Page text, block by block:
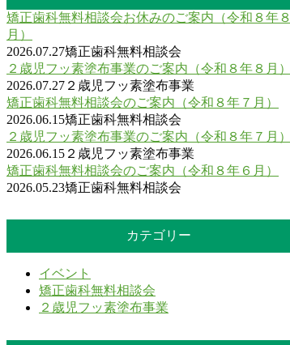
矯正歯科無料相談会お休みのご案内（令和８年８
月）
2026.07.27矯正歯科無料相談会
２歳児フッ素塗布事業のご案内（令和８年８月）
2026.07.27 ２歳児フッ素塗布事業
矯正歯科無料相談会のご案内（令和８年７月）
2026.06.15矯正歯科無料相談会
２歳児フッ素塗布事業のご案内（令和８年７月）
2026.06.15 ２歳児フッ素塗布事業
矯正歯科無料相談会のご案内（令和８年６月）
2026.05.23矯正歯科無料相談会
カテゴリー
イベント
矯正歯科無料相談会
２歳児フッ素塗布事業